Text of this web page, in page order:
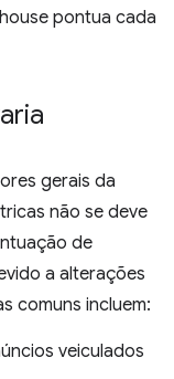
pontua cada
gerais da
não se deve
de
a alterações
comuns incluem:
veiculados